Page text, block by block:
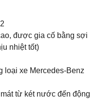
được gia cố bằng sợi
nhiệt tốt)
loại xe Mercedes-Benz
từ két nước đến động